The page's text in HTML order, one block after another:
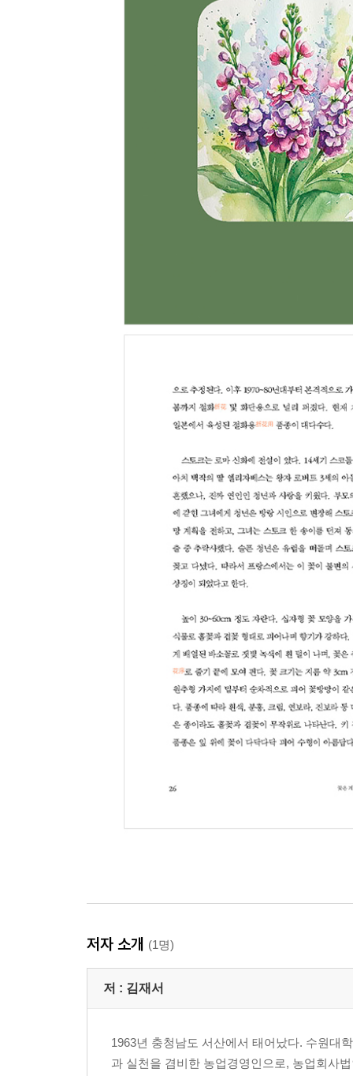
저자 소개 (1명)
저 : 김재서
1963년 충청남도 서산에서 태어났다. 수원대
과 실천을 겸비한 농업경영인으로, 농업회사